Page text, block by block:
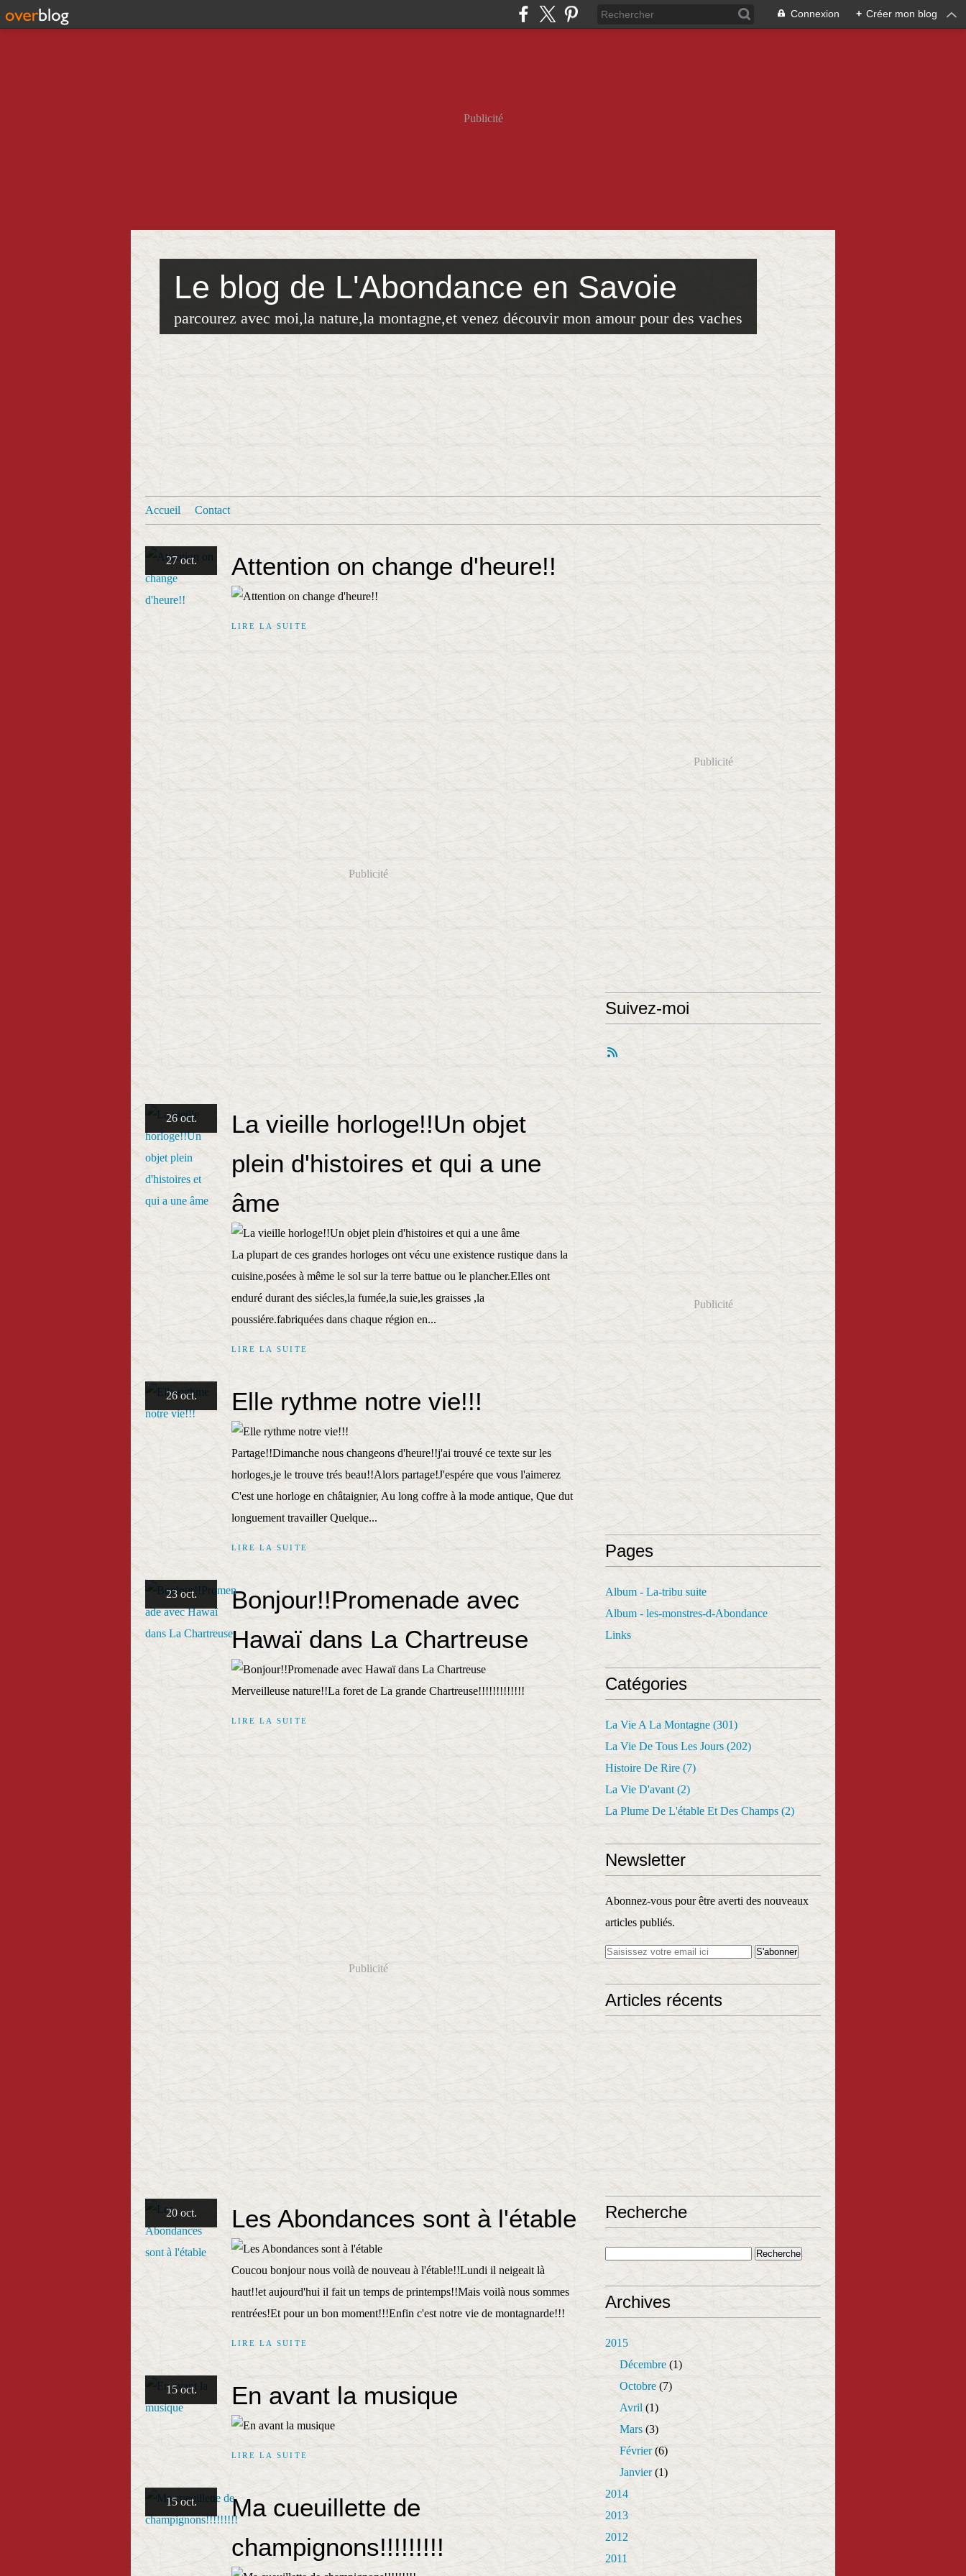
Connexion + Créer mon blog
Publicité
Le blog de L'Abondance en Savoie
parcourez avec moi,la nature,la montagne,et venez découvir mon amour pour des vaches
Accueil Contact
27 oct. Attention on change d'heure!!
LIRE LA SUITE
Publicité
26 oct.
La vieille horloge!!Un objet
plein d'histoires et qui a une
âme
La plupart de ces grandes horloges ont vécu une existence rustique dans la
cuisine,posées à même le sol sur la terre battue ou le plancher.Elles ont
enduré durant des siécles,la fumée,la suie,les graisses ,la
poussiére.fabriquées dans chaque région en...
LIRE LA SUITE
26 oct. Elle rythme notre vie!!!
Partage!!Dimanche nous changeons d'heure!!j'ai trouvé ce texte sur les
horloges,je le trouve trés beau!!Alors partage!J'espére que vous l'aimerez
C'est une horloge en châtaignier, Au long coffre à la mode antique, Que dut
longuement travailler Quelque...
LIRE LA SUITE
23 oct.
Bonjour!!Promenade avec
Hawaï dans La Chartreuse
Merveilleuse nature!!La foret de La grande Chartreuse!!!!!!!!!!!!!
LIRE LA SUITE
Publicité
20 oct. Les Abondances sont à l'étable
Coucou bonjour nous voilà de nouveau à l'étable!!Lundi il neigeait là
haut!!et aujourd'hui il fait un temps de printemps!!Mais voilà nous sommes
rentrées!Et pour un bon moment!!!Enfin c'est notre vie de montagnarde!!!
LIRE LA SUITE
15 oct. En avant la musique
LIRE LA SUITE
15 oct.
Ma cueuillette de
champignons!!!!!!!!!
Publicité
Suivez-moi
Publicité
Pages
Album - La-tribu suite
Album - les-monstres-d-Abondance
Links
Catégories
La Vie A La Montagne (301)
La Vie De Tous Les Jours (202)
Histoire De Rire (7)
La Vie D'avant (2)
La Plume De L'étable Et Des Champs (2)
Newsletter
Abonnez-vous pour être averti des nouveaux
articles publiés.
Articles récents
Recherche
Archives
2015
Décembre (1)
Octobre (7)
Avril (1)
Mars (3)
Février(6)
Janvier(1)
2014
2013
2012
2011